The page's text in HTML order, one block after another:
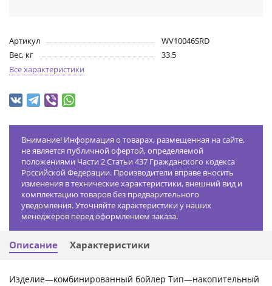
Артикул
WV10046SRD
Вес, кг
33.5
Все характеристики
Внимание! Информация о товарах, размещенная на сайте,
не является публичной офертой, определяемой
положениями Части 2 Статьи 437 Гражданского кодекса
Российской Федерации. Производители вправе вносить
изменения в технические характеристики, внешний вид и
комплектацию товаров без предварительного
уведомления. Уточняйте характеристики у наших
менеджеров перед оформлением заказа.
Описание Характеристики
Изделие—комбинированный бойлер Тип—накопительный